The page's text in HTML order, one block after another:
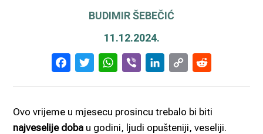
BUDIMIR ŠEBEČIĆ
11.12.2024.
Facebook
Twitter
WhatsApp
ViberLinkedIn
Copy
Link
Ovo vrijeme u mjesecu prosincu trebalo bi biti
najveselije doba u godini, ljudi opušteniji, veseliji.